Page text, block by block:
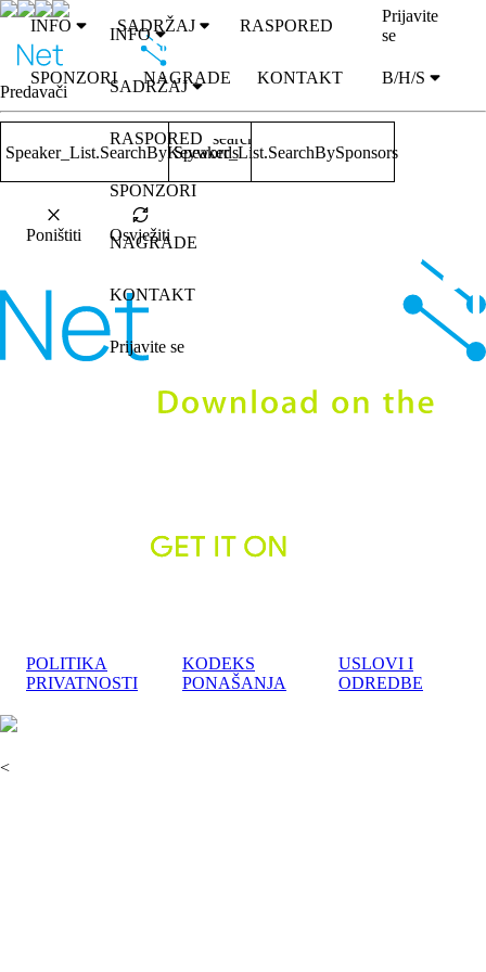
INFO SADRŽAJ RASPORED
SPONZORI NAGRADE KONTAKT
Prijavite
se
B/H/S
Predavači
Speaker_List.SearchByKeywords
search
Speaker_List.SearchBySponsors
Poništiti Osvježiti
POLITIKA
PRIVATNOSTI
KODEKS
PONAŠANJA
USLOVI I
ODREDBE
INFO
SADRŽAJ
RASPORED
SPONZORI
NAGRADE
KONTAKT
Prijavite se
<